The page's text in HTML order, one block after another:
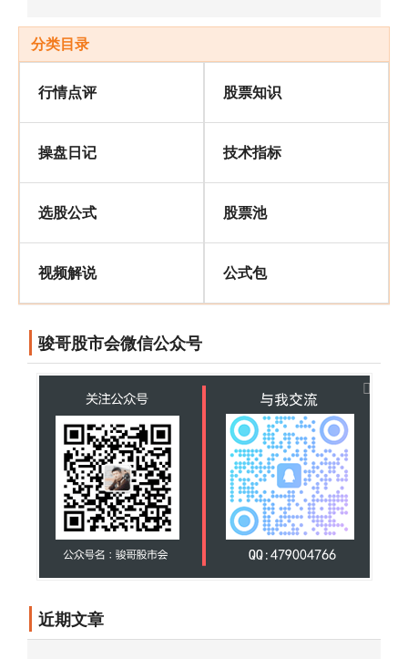
分类目录
行情点评 股票知识
操盘日记 技术指标
选股公式 股票池
视频解说 公式包
骏哥股市会微信公众号
近期文章